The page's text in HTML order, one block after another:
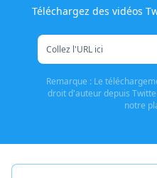
Téléchargez des vidéos
Remarque : Le
droit d'auteur depuis
notre